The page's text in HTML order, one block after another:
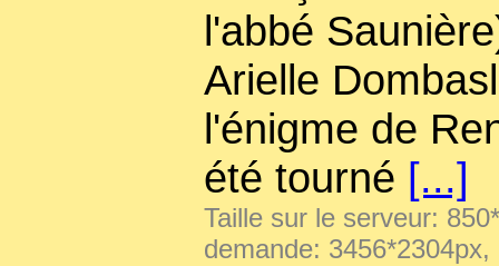
l'abbé
Arielle
l'énigme de
été tourné [...]
Taille sur le serveur:
demande: